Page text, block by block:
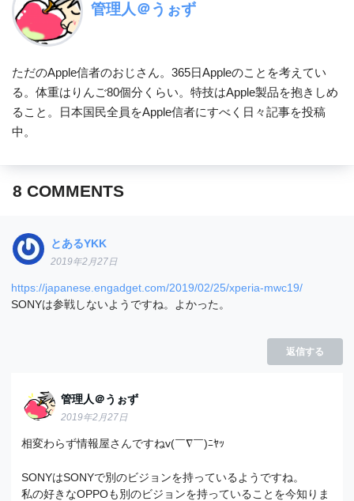
管理人＠うぉず
ただのApple信者のおじさん。365日Appleのことを考えてい
る。体重はりんご80個分くらい。特技はApple製品を抱きしめ
ること。日本国民全員をApple信者にすべく日々記事を投稿
中。
8 COMMENTS
とあるYKK
2019年2月27日
https://japanese.engadget.com/2019/02/25/xperia-mwc19/
SONYは参戦しないようですね。よかった。
返信する
管理人＠うぉず
2019年2月27日
相変わらず情報屋さんですねv(￣∇￣)ﾆﾔｯ
SONYはSONYで別のビジョンを持っているようですね。
私の好きなOPPOも別のビジョンを持っていることを今知りま